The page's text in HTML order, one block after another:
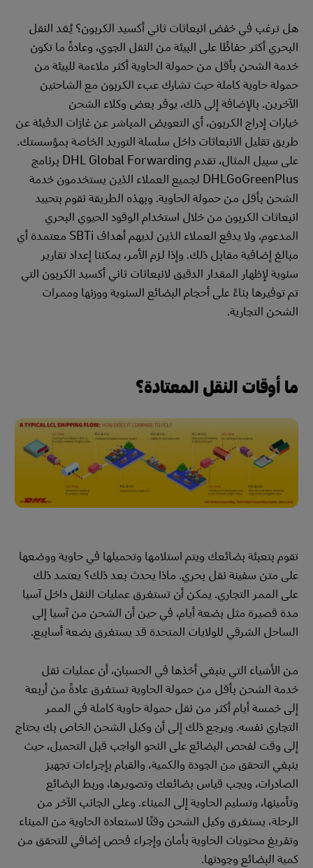
هل ترغب في خفض انبعاثات ثاني أكسيد الكربون؟ يُعَد النقل
البحري أكثر حفاظًا على البيئة من النقل الجوي، وعادةً ما تكون
خدمة الشحن بأقل من حمولة الحاوية أكثر ملاءمة للبيئة من
حمولة حاوية كاملة حيث تشارك عبء الكربون مع الشاحنين
الآخرين. بالإضافة إلى ذلك، يوفر بعض وكلاء الشحن
خيارات إدراج الكربون، أي التعويض المباشر عن غازات الدفيئة عن
طريق تقليل الانبعاثات داخل سلسلة التوريد الخاصة بمؤسستك.
على سبيل المثال، تقدم DHL Global Forwarding برنامج
DHLGoGreenPlus لجميع العملاء الذين يستخدمون خدمة
الشحن بأقل من حمولة الحاوية. وبهذه الطريقة نقوم بتحييد
انبعاثات الكربون من خلال استخدام الوقود الحيوي البحري
المدعوم، ولا يدفع العملاء الذين لديهم أهداف SBTi معتمدة أي
مبالغ إضافية مقابل ذلك. وإذا لزم الأمر، يمكننا إعداد تقارير
سنوية لإظهار المقدار الدقيق لانبعاثات ثاني أكسيد الكربون التي
تم توفيرها بناءً على أحجام البضائع السنوية ووزنها وممرات
الشحن التجارية.
ما أوقات النقل المعتادة؟
تقوم بتعبئة بضائعك ويتم استلامها وتحميلها في حاوية ووضعها
على متن سفينة نقل بحري. ماذا يحدث بعد ذلك؟ يعتمد ذلك
على الممر التجاري. يمكن أن تستغرق عمليات النقل داخل آسيا
مدة قصيرة مثل بضعة أيام، في حين أن الشحن من آسيا إلى
الساحل الشرقي للولايات المتحدة قد يستغرق بضعة أسابيع.
من الأشياء التي ينبغي أخذها في الحسبان، أن عمليات نقل
خدمة الشحن بأقل من حمولة الحاوية تستغرق عادةً من أربعة
إلى خمسة أيام أكثر من نقل حمولة حاوية كاملة في الممر
التجاري نفسه. ويرجع ذلك إلى أن وكيل الشحن الخاص بك يحتاج
إلى وقت لفحص البضائع على النحو الواجب قبل التحميل، حيث
ينبغي التحقق من الجودة والكمية، والقيام بإجراءات تجهيز
الصادرات، ويجب قياس بضائعك وتصويرها، وربط البضائع
وتأمينها، وتسليم الحاوية إلى الميناء. وعلى الجانب الآخر من
الرحلة، يستغرق وكيل الشحن وقتًا لاستعادة الحاوية من الميناء
وتفريغ محتويات الحاوية بأمان وإجراء فحص إضافي للتحقق من
كمية البضائع وجودتها.